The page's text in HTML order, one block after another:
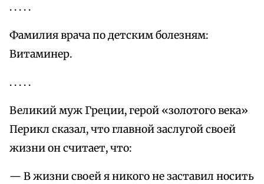
. . . . .
Фамилия врача по детским болезням:
Витаминер.
. . . . .
Великий муж Греции, герой «золотого века»
Перикл сказал, что главной заслугой своей
жизни он считает, что:
— В жизни своей я никого не заставил носить